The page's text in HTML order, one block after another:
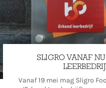
SLIGRO VANAF
Vanaf 19 mei mag Sligro